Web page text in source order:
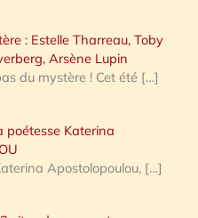
: Estelle Tharreau, Toby
Arsène Lupin
du mystère ! Cet été […]
poétesse Katerina
Apostolopoulou, […]